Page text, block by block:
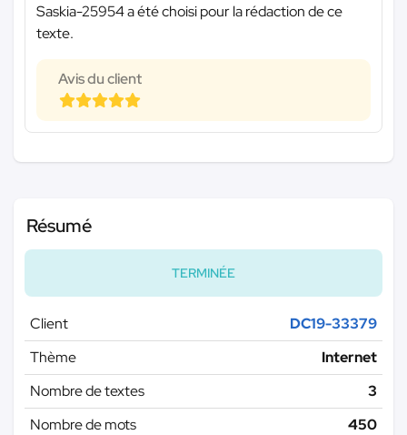
Saskia-25954 a été choisi pour la rédaction de ce
texte.
Avis du client
Résumé
TERMINÉE
Client
DC19-33379
Thème
Internet
Nombre de textes
3
Nombre de mots
450